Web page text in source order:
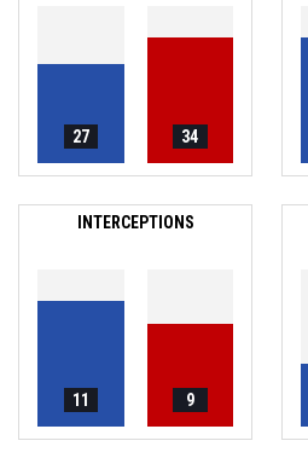
27 34
INTERCEPTIONS
11 9